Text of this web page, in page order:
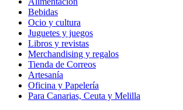
Bebidas
Ocio y cultura
Juguetes y juegos
Libros y revistas
Merchandising y regalos
Tienda de Correos
Artesanía
Oficina y Papelería
Para Canarias, Ceuta y Melilla